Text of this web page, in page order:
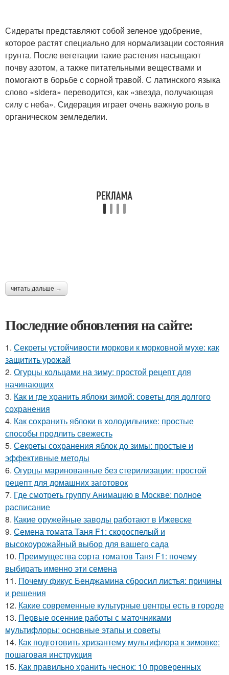
Сидераты представляют собой зеленое удобрение,
которое растят специально для нормализации состояния
грунта. После вегетации такие растения насыщают
почву азотом, а также питательными веществами и
помогают в борьбе с сорной травой. С латинского языка
слово «sidera» переводится, как «звезда, получающая
силу с неба». Сидерация играет очень важную роль в
органическом земледелии.
читать дальше →
Последние обновления на сайте:
1. Секреты устойчивости моркови к морковной мухе: как
защитить урожай
2. Огурцы кольцами на зиму: простой рецепт для
начинающих
3. Как и где хранить яблоки зимой: советы для долгого
сохранения
4. Как сохранить яблоки в холодильнике: простые
способы продлить свежесть
5. Секреты сохранения яблок до зимы: простые и
эффективные методы
6. Огурцы маринованные без стерилизации: простой
рецепт для домашних заготовок
7. Где смотреть группу Анимацию в Москве: полное
расписание
8. Какие оружейные заводы работают в Ижевске
9. Семена томата Таня F1: скороспелый и
высокоурожайный выбор для вашего сада
10. Преимущества сорта томатов Таня F1: почему
выбирать именно эти семена
11. Почему фикус Бенджамина сбросил листья: причины
и решения
12. Какие современные культурные центры есть в городе
13. Первые осенние работы с маточниками
мультифлоры: основные этапы и советы
14. Как подготовить хризантему мультифлора к зимовке:
пошаговая инструкция
15. Как правильно хранить чеснок: 10 проверенных